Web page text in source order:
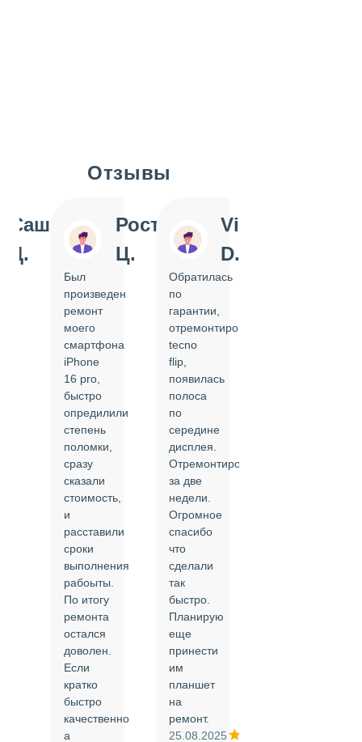
Отзывы
Саша
Д.
Ростислав
Ц.
Был
произведен
ремонт
моего
смартфона
iPhone
16 pro,
быстро
опредилили
степень
поломки,
сразу
сказали
стоимость,
и
расставили
сроки
выполнения
рабоыты.
По итогу
ремонта
остался
доволен.
Если
кратко
быстро
качественно
а
Vi
D.
Обратилась
по
гарантии,
отремонтировать
tecno
flip,
появилась
полоса
по
середине
дисплея.
Отремонтировали
за две
недели.
Огромное
спасибо
что
сделали
так
быстро.
Планирую
еще
принести
им
планшет
на
ремонт.
25.08.2025